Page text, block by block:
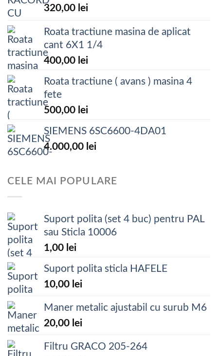
320,00 lei
Roata tractiune masina de aplicat
cant 6X1 1/4
400,00 lei
Roata tractiune ( avans ) masina 4
fete
500,00 lei
SIEMENS 6SC6600-4DA01
4.000,00 lei
CELE MAI POPULARE
Suport polita (set 4 buc) pentru PAL
sau Sticla 10006
1,00 lei
Suport polita sticla HAFELE
10,00 lei
Maner metalic ajustabil cu surub M6
20,00 lei
Filtru GRACO 205-264